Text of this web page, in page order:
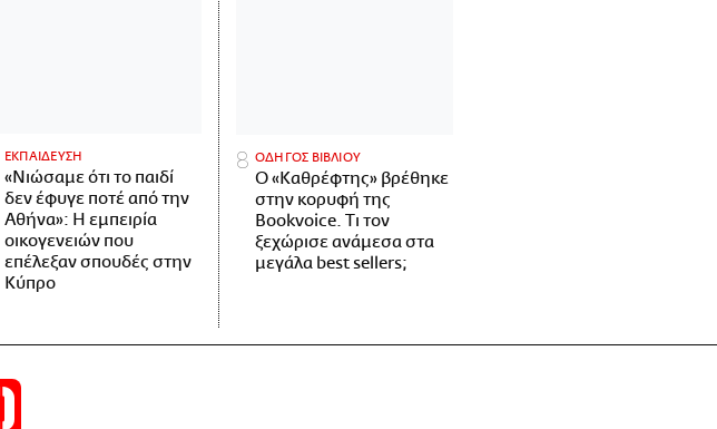
ΕΚΠΑΙΔΕΥΣΗ
«Νιώσαμε ότι το παιδί
δεν έφυγε ποτέ από την
Αθήνα»: Η εμπειρία
οικογενειών που
επέλεξαν σπουδές στην
Κύπρο
ΟΔΗΓΟΣ ΒΙΒΛΙΟΥ
Ο «Καθρέφτης» βρέθηκε
στην κορυφή της
Bookvoice. Τι τον
ξεχώρισε ανάμεσα στα
μεγάλα best sellers;